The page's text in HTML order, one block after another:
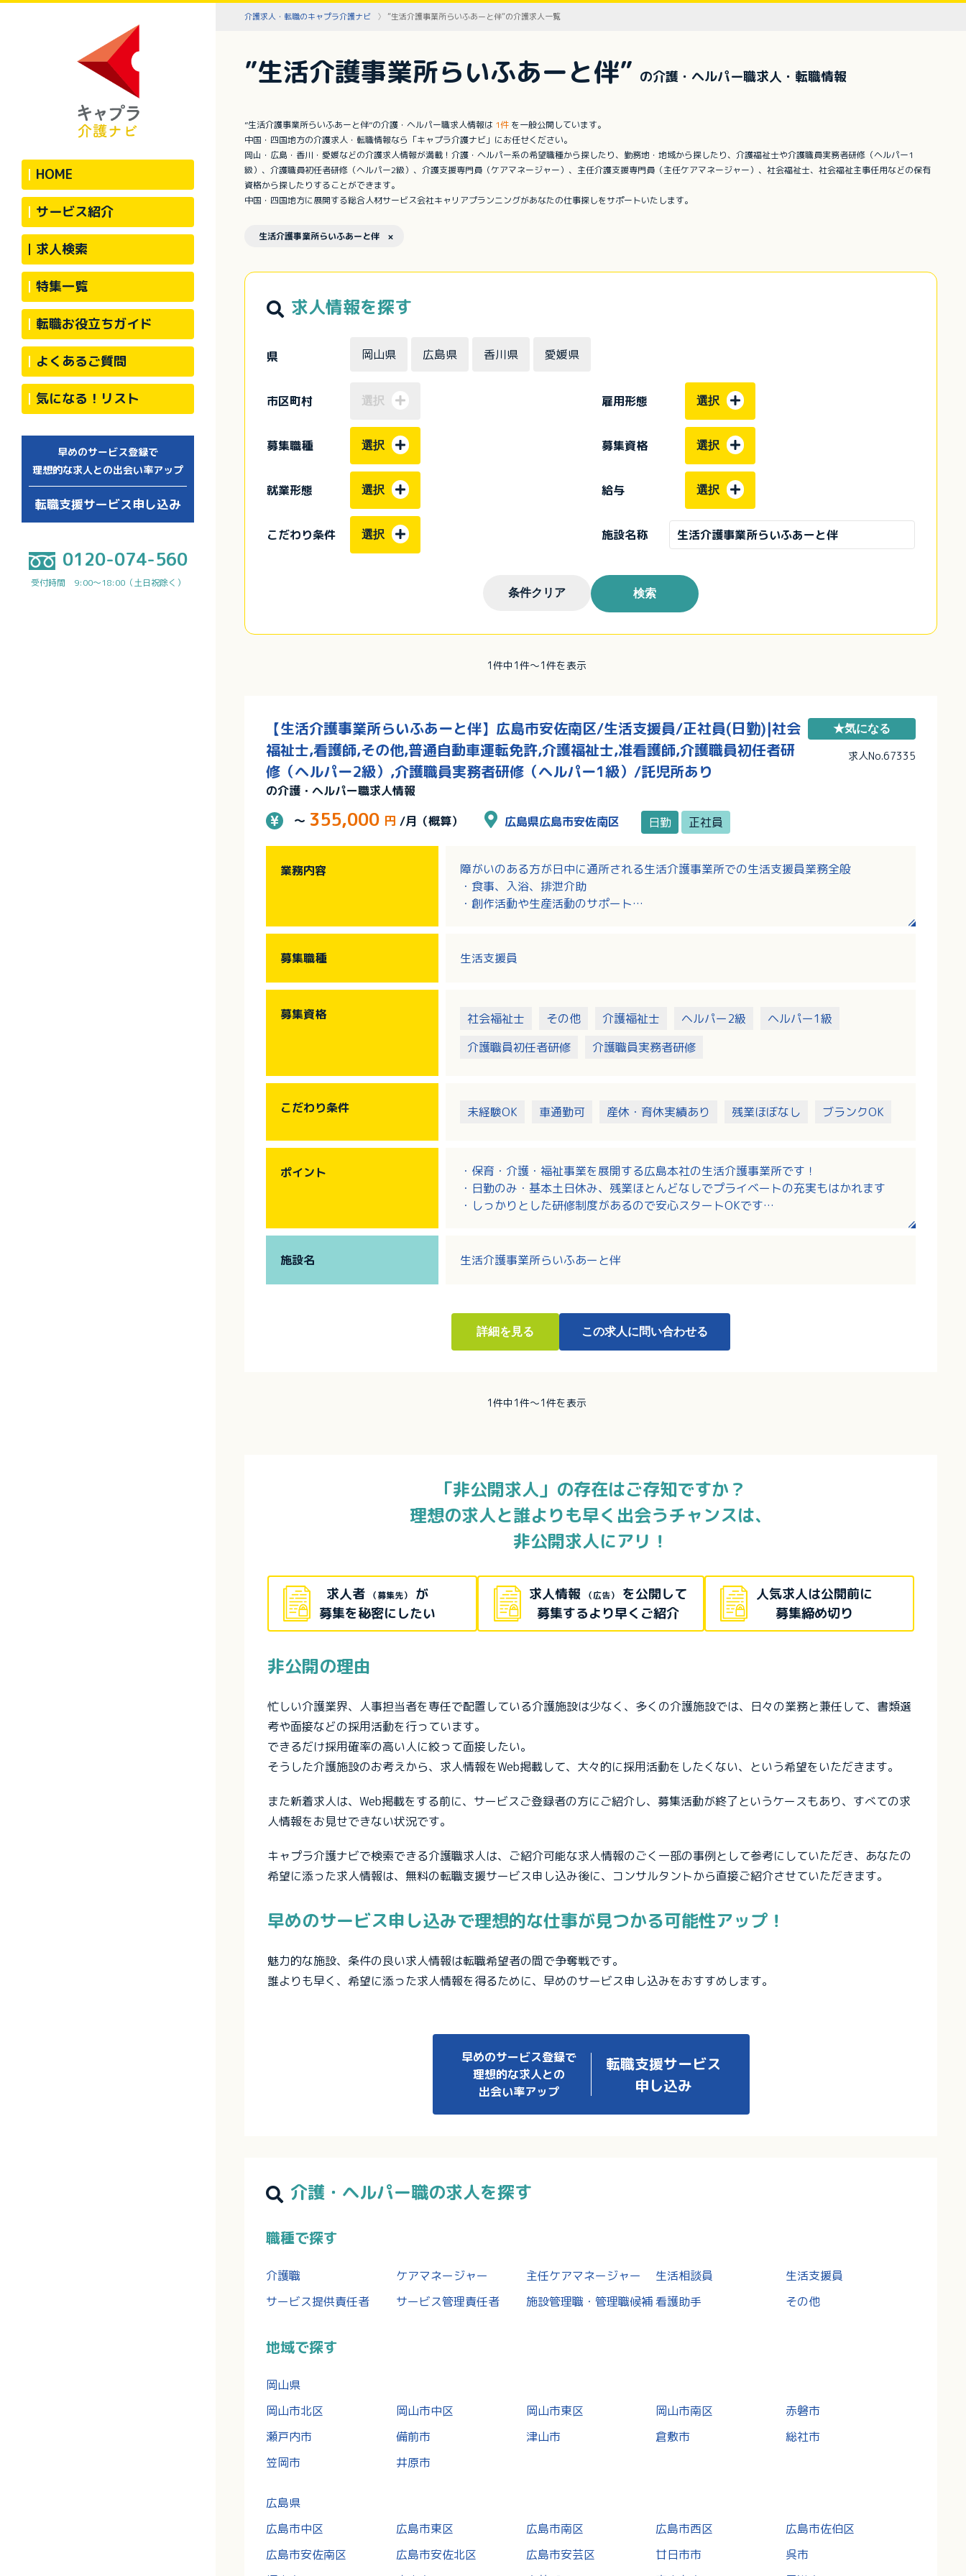
HOME
サービス紹介
求人検索
特集一覧
転職お役立ちガイド
よくあるご質問
気になる！リスト
早めのサービス登録で
理想的な求人との出会い率アップ
転職支援サービス申し込み
0120-074-560
受付時間 9:00～18:00（土日祝除く）
介護求人・転職のキャプラ介護ナビ ”生活介護事業所らいふあーと伴”の介護求人一覧
”生活介護事業所らいふあーと伴” の介護・ヘルパー職求人・転職情報
”生活介護事業所らいふあーと伴”の介護・ヘルパー職求人情報は 1件 を一般公開しています。
中国・四国地方の介護求人・転職情報なら「キャプラ介護ナビ」にお任せください。
岡山・広島・香川・愛媛などの介護求人情報が満載！介護・ヘルパー系の希望職種から探したり、勤務地・地域から探したり、介護福祉士や介護職員実務者研修（ヘルパー1
級）、介護職員初任者研修（ヘルパー2級）、介護支援専門員（ケアマネージャー）、主任介護支援専門員（主任ケアマネージャー）、社会福祉士、社会福祉主事任用などの保有
資格から探したりすることができます。
中国・四国地方に展開する総合人材サービス会社キャリアプランニングがあなたの仕事探しをサポートいたします。
生活介護事業所らいふあーと伴 ×
求人情報を探す
県 岡山県 広島県 香川県 愛媛県
市区町村 選択 雇用形態 選択
募集職種 選択 募集資格 選択
就業形態 選択 給与 選択
こだわり条件 選択 施設名称
条件クリア 検索
1件中1件～1件を表示
【生活介護事業所らいふあーと伴】広島市安佐南区/生活支援員/正社員(日勤)|社会
福祉士,看護師,その他,普通自動車運転免許,介護福祉士,准看護師,介護職員初任者研
修（ヘルパー2級）,介護職員実務者研修（ヘルパー1級）/託児所あり
の介護・ヘルパー職求人情報
～ 355,000 円 /月（概算） 広島県広島市安佐南区 日勤 正社員
★気になる
求人No.67335
業務内容
障がいのある方が日中に通所される生活介護事業所での生活支援員業務全般
・食事、入浴、排泄介助
・創作活動や生産活動のサポート
・活動記録の記入や書類作成、事務作業 など
募集職種 生活支援員
募集資格 社会福祉士 その他 介護福祉士 ヘルパー2級
ヘルパー1級
介護職員初任者研修
介護職員実務者研修
こだわり条件 未経験OK 車通勤可 産休・育休実績あり 残業ほぼなし ブランクOK
ポイント
・保育・介護・福祉事業を展開する広島本社の生活介護事業所です！
・日勤のみ・基本土日休み、残業ほとんどなしでプライベートの充実もはかれます
・しっかりとした研修制度があるので安心スタートOKです
施設名 生活介護事業所らいふあーと伴
詳細を見る この求人に問い合わせる
1件中1件～1件を表示
「非公開求人」の存在はご存知ですか？
理想の求人と誰よりも早く出会うチャンスは、
非公開求人にアリ！
求人者 （募集先）
が
募集を秘密にしたい
求人情報 （広告）
を公開して
募集するより早くご紹介
人気求人は公開前に
募集締め切り
非公開の理由
忙しい介護業界、人事担当者を専任で配置している介護施設は少なく、多くの介護施設では、日々の業務と兼任して、書類選
考や面接などの採用活動を行っています。
できるだけ採用確率の高い人に絞って面接したい。
そうした介護施設のお考えから、求人情報をWeb掲載して、大々的に採用活動をしたくない、という希望をいただきます。
また新着求人は、Web掲載をする前に、サービスご登録者の方にご紹介し、募集活動が終了というケースもあり、すべての求
人情報をお見せできない状況です。
キャプラ介護ナビで検索できる介護職求人は、ご紹介可能な求人情報のごく一部の事例として参考にしていただき、あなたの
希望に添った求人情報は、無料の転職支援サービス申し込み後に、コンサルタントから直接ご紹介させていただきます。
早めのサービス申し込みで理想的な仕事が見つかる可能性アップ！
魅力的な施設、条件の良い求人情報は転職希望者の間で争奪戦です。
誰よりも早く、希望に添った求人情報を得るために、早めのサービス申し込みをおすすめします。
早めのサービス登録で
理想的な求人との
出会い率アップ
転職支援サービス
申し込み
介護・ヘルパー職の求人を探す
職種で探す
介護職 ケアマネージャー 主任ケアマネージャー 生活相談員
生活支援員
サービス提供責任者
サービス管理責任者 施設管理職・管理職候補 看護助手 その他
地域で探す
岡山県
岡山市北区
岡山市中区 岡山市東区 岡山市南区
赤磐市
瀬戸内市
備前市 津山市 倉敷市
総社市
笠岡市
井原市
広島県
広島市中区
広島市東区 広島市南区 広島市西区
広島市佐伯区
広島市安佐南区
広島市安佐北区 広島市安芸区 廿日市市
呉市